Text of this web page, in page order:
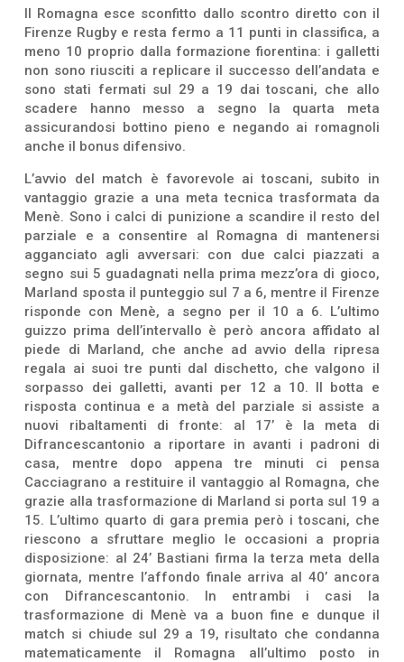
Il Romagna esce sconfitto dallo scontro diretto con il
Firenze Rugby e resta fermo a 11 punti in classifica, a
meno 10 proprio dalla formazione fiorentina: i galletti
non sono riusciti a replicare il successo dell’andata e
sono stati fermati sul 29 a 19 dai toscani, che allo
scadere hanno messo a segno la quarta meta
assicurandosi bottino pieno e negando ai romagnoli
anche il bonus difensivo.
L’avvio del match è favorevole ai toscani, subito in
vantaggio grazie a una meta tecnica trasformata da
Menè. Sono i calci di punizione a scandire il resto del
parziale e a consentire al Romagna di mantenersi
agganciato agli avversari: con due calci piazzati a
segno sui 5 guadagnati nella prima mezz’ora di gioco,
Marland sposta il punteggio sul 7 a 6, mentre il Firenze
risponde con Menè, a segno per il 10 a 6. L’ultimo
guizzo prima dell’intervallo è però ancora affidato al
piede di Marland, che anche ad avvio della ripresa
regala ai suoi tre punti dal dischetto, che valgono il
sorpasso dei galletti, avanti per 12 a 10. Il botta e
risposta continua e a metà del parziale si assiste a
nuovi ribaltamenti di fronte: al 17’ è la meta di
Difrancescantonio a riportare in avanti i padroni di
casa, mentre dopo appena tre minuti ci pensa
Cacciagrano a restituire il vantaggio al Romagna, che
grazie alla trasformazione di Marland si porta sul 19 a
15. L’ultimo quarto di gara premia però i toscani, che
riescono a sfruttare meglio le occasioni a propria
disposizione: al 24’ Bastiani firma la terza meta della
giornata, mentre l’affondo finale arriva al 40’ ancora
con Difrancescantonio. In entrambi i casi la
trasformazione di Menè va a buon fine e dunque il
match si chiude sul 29 a 19, risultato che condanna
matematicamente il Romagna all’ultimo posto in